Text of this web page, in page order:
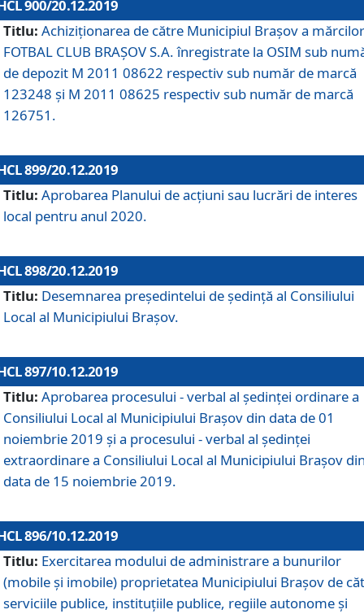
900/20.12.2019
Titlu: Achiziționarea de către Municipiul Brașov a mărcilor
FOTBAL CLUB BRAȘOV S.A. înregistrate la OSIM sub
de depozit M 2011 08622 respectiv sub număr de marcă
123248 și M 2011 08625 respectiv sub număr de marcă
126751.
899/20.12.2019
Titlu: Aprobarea Planului de acţiuni sau lucrări de interes
local pentru anul 2020.
898/20.12.2019
Titlu: Desemnarea preşedintelui de şedinţă al Consiliului
Local al Municipiului Braşov.
897/10.12.2019
Titlu: Aprobarea procesului - verbal al şedinţei ordinare a
Consiliului Local al Municipiului Brașov din data de 01
noiembrie 2019 și a procesului - verbal al ședinței
extraordinare a Consiliului Local al Municipiului Brașov
data de 15 noiembrie 2019.
896/10.12.2019
Titlu: Exercitarea modului de administrare a bunurilor
(mobile și imobile) proprietatea Municipiului Brașov de
serviciile publice, instituțiile publice, regiile autonome și